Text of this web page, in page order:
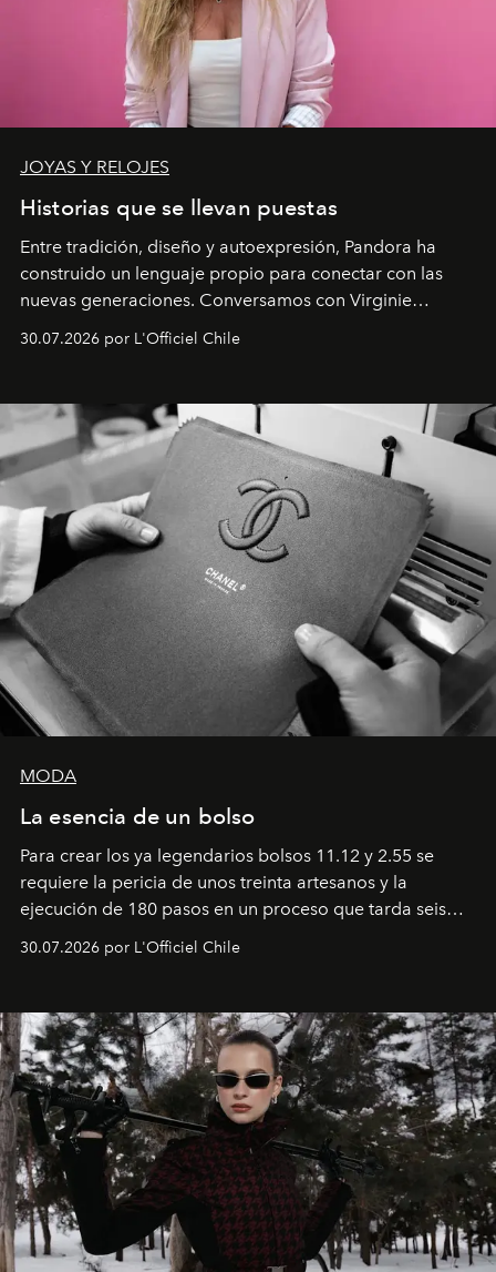
JOYAS Y RELOJES
Historias que se llevan puestas
Entre tradición, diseño y autoexpresión, Pandora ha
construido un lenguaje propio para conectar con las
nuevas generaciones. Conversamos con Virginie
Latinoamérica, sobre identidad, cultura y el valor
30.07.2026 por L'Officiel Chile
MODA
La esencia de un bolso
Para crear los ya legendarios bolsos 11.12 y 2.55 se
requiere la pericia de unos treinta artesanos y la
ejecución de 180 pasos en un proceso que tarda seis
que se enseña solamente en la escuela de formación de
30.07.2026 por L'Officiel Chile